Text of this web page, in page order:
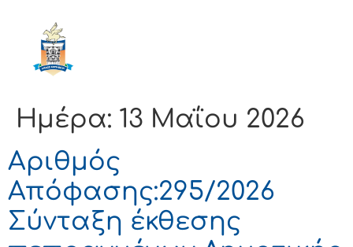
Ημέρα: 13 Μαΐου 2026
Αριθμός
Απόφασης:295/2026
Σύνταξη έκθεσης